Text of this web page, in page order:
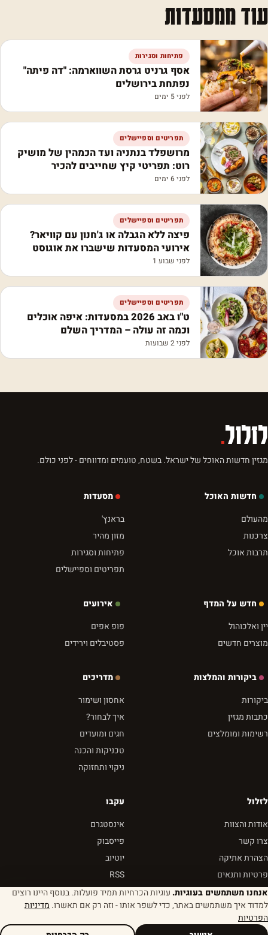
עוד ממסעדות
פתיחות וסגירות
אסף גרניט גרסת השווארמה: "דה פיתה"
נפתחת בירושלים
לפני 5 ימים
תפריטים וספיישלים
מרושפלד בנתניה ועד הכמהין של מושיק
רוט: תפריטי קיץ שחייבים להכיר
לפני 6 ימים
תפריטים וספיישלים
פיצה ללא הגבלה או ג'חנון עם קוויאר?
אירועי המסעדות שישברו את אוגוסט
לפני שבוע 1
תפריטים וספיישלים
ט"ו באב 2026 במסעדות: איפה אוכלים
וכמה זה עולה – המדריך השלם
לפני 2 שבועות
לזלול.
מגזין חדשות האוכל של ישראל. בשטח, טועמים ומדווחים - לפני כולם.
חדשות האוכל
מהעולם
צרכנות
תרבות אוכל
מסעדות
בראנץ'
מזון מהיר
פתיחות וסגירות
תפריטים וספיישלים
חדש על המדף
יין ואלכוהול
מוצרים חדשים
אירועים
פופ אפים
פסטיבלים וירידים
ביקורות והמלצות
ביקורות
כתבות מגזין
רשימות ומומלצים
מדריכים
אחסון ושימור
איך לבחור?
חגים ומועדים
טכניקות והכנה
ניקוי ותחזוקה
לזלול
אודות והצוות
צרו קשר
הצהרת אתיקה
פרטיות ותנאים
עקבו
אינסטגרם
פייסבוק
יוטיוב
RSS
© 2026 לזלול - מגזין שבא לאכול הגדרות עוגיות נבנה מהר. נטען מהר. טעים תמיד.
אנחנו משתמשים בעוגיות. עוגיות הכרחיות תמיד פועלות. בנוסף היינו רוצים
למדוד איך משתמשים באתר, כדי לשפר אותו - וזה רק אם תאשרו. מדיניות
הפרטיות